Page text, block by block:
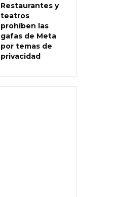
Restaurantes y
teatros
prohíben las
gafas de Meta
por temas de
privacidad